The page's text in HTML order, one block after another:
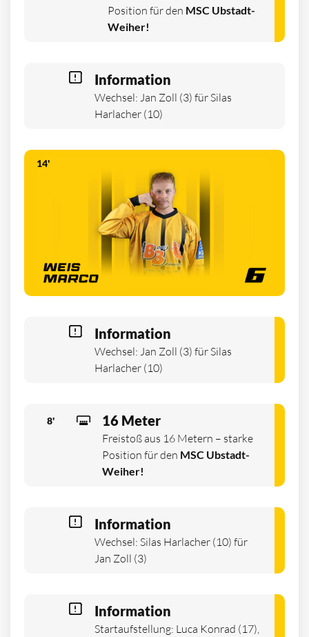
Position für den MSC Ubstadt-
Weiher!
Information
Wechsel: Jan Zoll (3) für Silas
Harlacher (10)
14'
Information
Wechsel: Jan Zoll (3) für Silas
Harlacher (10)
8' 16 Meter
Freistoß aus 16 Metern – starke
Position für den MSC Ubstadt-
Weiher!
Information
Wechsel: Silas Harlacher (10) für
Jan Zoll (3)
Information
Startaufstellung: Luca Konrad (17),